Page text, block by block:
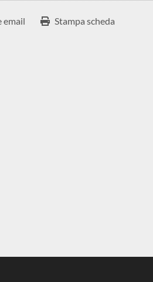
email Stampa scheda